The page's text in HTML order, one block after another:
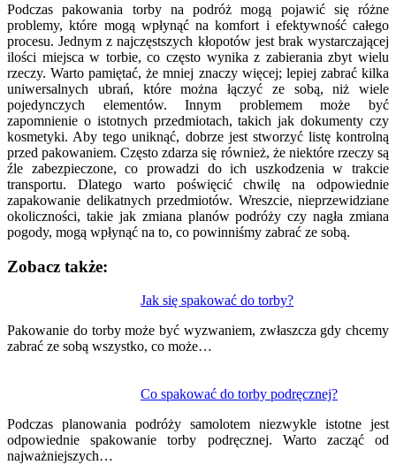
Podczas pakowania torby na podróż mogą pojawić się różne
problemy, które mogą wpłynąć na komfort i efektywność całego
procesu. Jednym z najczęstszych kłopotów jest brak wystarczającej
ilości miejsca w torbie, co często wynika z zabierania zbyt wielu
rzeczy. Warto pamiętać, że mniej znaczy więcej; lepiej zabrać kilka
uniwersalnych ubrań, które można łączyć ze sobą, niż wiele
pojedynczych elementów. Innym problemem może być
zapomnienie o istotnych przedmiotach, takich jak dokumenty czy
kosmetyki. Aby tego uniknąć, dobrze jest stworzyć listę kontrolną
przed pakowaniem. Często zdarza się również, że niektóre rzeczy są
źle zabezpieczone, co prowadzi do ich uszkodzenia w trakcie
transportu. Dlatego warto poświęcić chwilę na odpowiednie
zapakowanie delikatnych przedmiotów. Wreszcie, nieprzewidziane
okoliczności, takie jak zmiana planów podróży czy nagła zmiana
pogody, mogą wpłynąć na to, co powinniśmy zabrać ze sobą.
Zobacz także:
Jak się spakować do torby?
Pakowanie do torby może być wyzwaniem, zwłaszcza gdy chcemy
zabrać ze sobą wszystko, co może…
Co spakować do torby podręcznej?
Podczas planowania podróży samolotem niezwykle istotne jest
odpowiednie spakowanie torby podręcznej. Warto zacząć od
najważniejszych…
wpisu